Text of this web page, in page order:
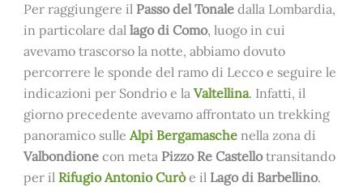
Per raggiungere il Passo del Tonaledalla Lombardia,
in particolare dal lago di Como, luogo in cui
avevamo trascorso la notte, abbiamo dovuto
percorrere le sponde del ramo di Lecco e seguire le
indicazioni per Sondrio e la Valtellina. Infatti, il
giorno precedente avevamo affrontato un trekking
panoramico sulle Alpi Bergamaschenella zona di
Valbondionecon meta Pizzo Re Castellotransitando
per il Rifugio Antonio Curòe il Lago di Barbellino.